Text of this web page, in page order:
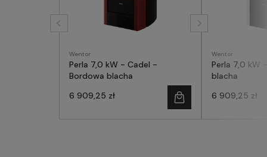
Wentor
Perla 7,0 kW - Cadel -
Bordowa blacha
6 909,25 zł
Wentor
Perla 7,0 kW
blacha
6 909,25 zł